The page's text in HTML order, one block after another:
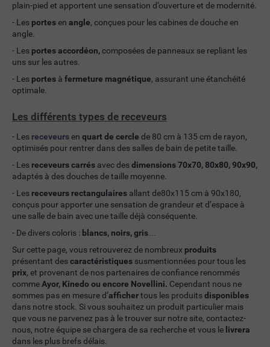
plain-pied et apportent une sensation d’ouverture et de modernité.
- Les portesen angle, conçues pour les cabines de douche en
angle.
- Les portesaccordéon,composées de panneaux se repliant les
uns sur les autres.
- Les portes à fermeture magnétique, assurant une étanchéité
optimale.
Les différents types de receveurs
- Les receveursen quart de cercle de 80 cm à 135 cm de rayon,
optimisés pour rentrer dans des salles de bain de petite taille.
- Les receveurs carrés avec desdimensions 70x70, 80x80, 90x90,
adaptés à des douches de taille moyenne.
- Les receveurs rectangulaires allant de80x115 cm à 90x180,
conçus pour apporter une sensation de grandeur et d’espace à
une salle de bain avec une taille déjà conséquente.
- De divers coloris : blancs, noirs, gris
Sur cette page, vous retrouverez de nombreux produits
présentant descaractéristiques susmentionnées pour tous les
prix, et provenant de nos partenaires de confiance renommés
commeAyor, Kinedo ou encore Novellini. Cependant nous ne
sommes pas en mesure d’affichertous les produitsdisponibles
dans notre stock. Si vous souhaitez un produit particulier mais
que vous ne parvenez pas à le trouver sur notre site, contactez-
nous, notre équipe se chargera de sa recherche et vous le livrera
dans les plus brefs délais.